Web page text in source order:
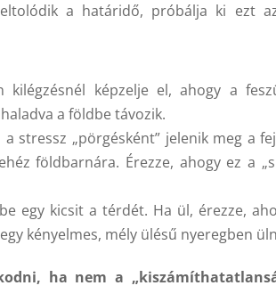
a határidő, próbálja ki ezt
képzelje el, ahogy a
a földbe távozik.
stressz „pörgésként” jelenik meg a
földbarnára. Érezze, ahogy ez a
egy kicsit a térdét. Ha ül, érezze,
kényelmes, mély ülésű nyeregben
ha nem a